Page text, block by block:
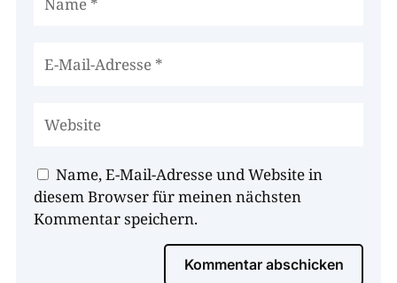
Name, E-Mail-Adresse und Website in
diesem Browser für meinen nächsten
Kommentar speichern.
Kommentar abschicken